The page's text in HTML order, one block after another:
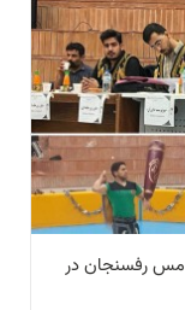
مس رفسنجان در